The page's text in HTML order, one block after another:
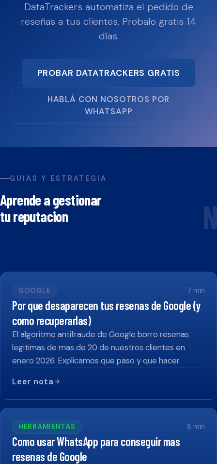
DataTrackers automatiza el pedido de
reseñas a tus clientes. Probalo gratis 14
días.
PROBAR DATATRACKERS GRATIS
HABLÁ CON NOSOTROS POR
WHATSAPP
GUIAS Y ESTRATEGIA
Aprende a gestionar
tu reputacion
N
GOOGLE 7 min
Por que desaparecen tus resenas de Google (y
como recuperarlas)
El algoritmo antifraude de Google borro resenas
legitimas de mas de 20 de nuestros clientes en
enero 2026. Explicamos que paso y que hacer.
Leer nota
HERRAMIENTAS 8 min
Como usar WhatsApp para conseguir mas
resenas de Google